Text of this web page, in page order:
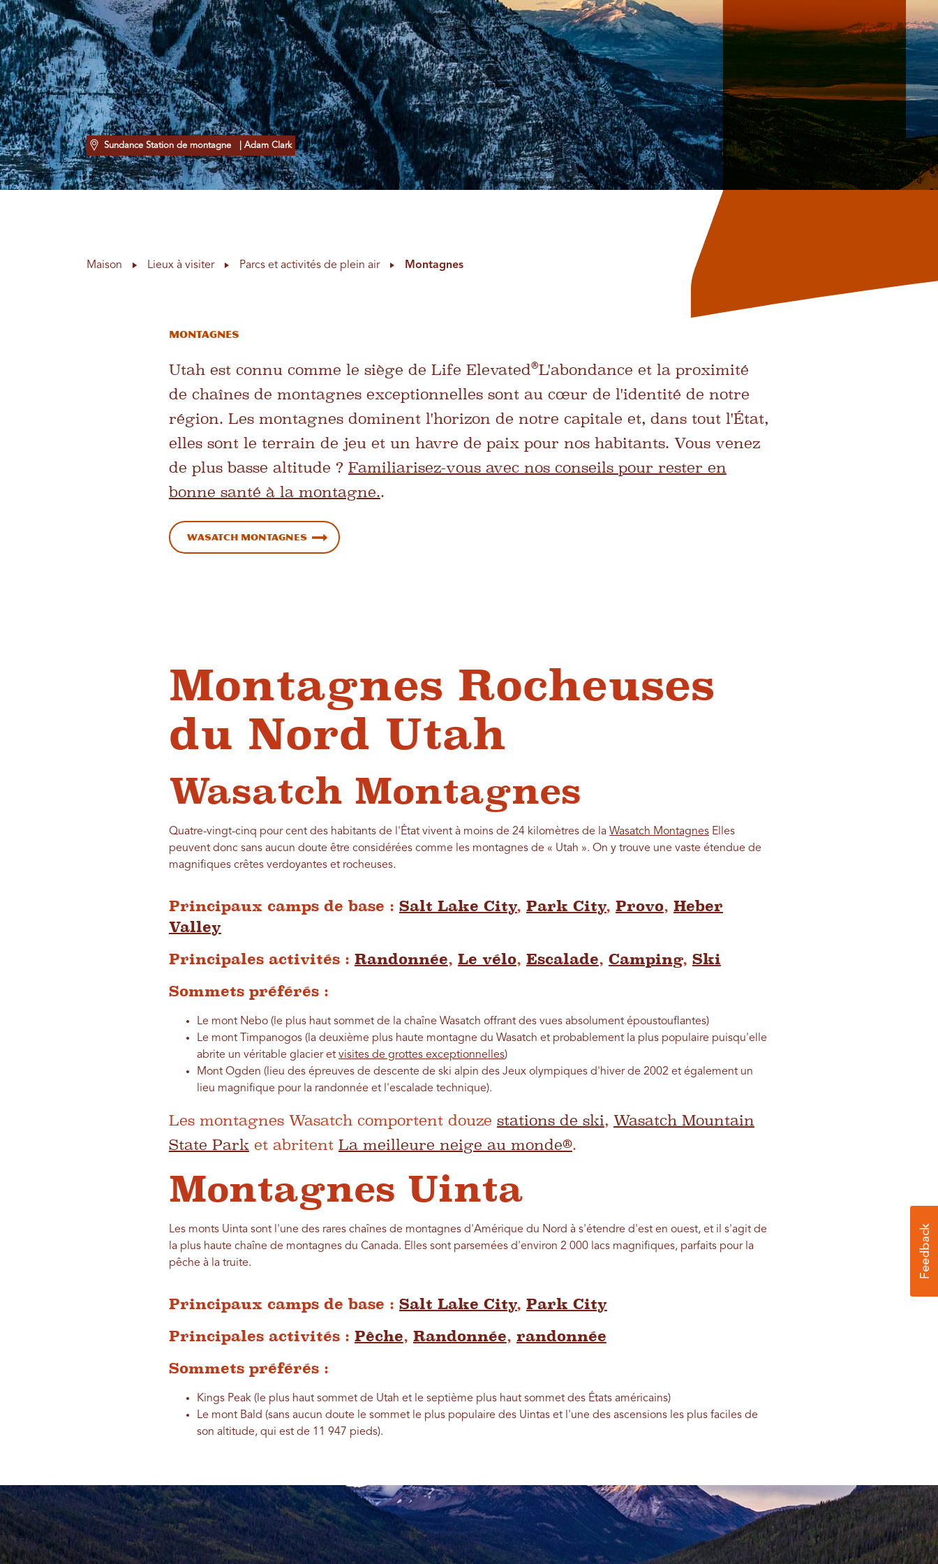
Sundance Station de montagne | Adam Clark
Maison Lieux à visiter Parcs et activités de plein air Montagnes
Montagnes
Utah est connu comme le siège de Life Elevated®L'abondance et la proximité
de chaînes de montagnes exceptionnelles sont au cœur de l'identité de notre
région. Les montagnes dominent l'horizon de notre capitale et, dans tout l'État,
elles sont le terrain de jeu et un havre de paix pour nos habitants. Vous venez
de plus basse altitude ? Familiarisez-vous avec nos conseils pour rester en
bonne santé à la montagne..
Wasatch Montagnes
Montagnes Rocheuses
du Nord Utah
Wasatch Montagnes
Quatre-vingt-cinq pour cent des habitants de l'État vivent à moins de 24 kilomètres de la Wasatch MontagnesElles
peuvent donc sans aucun doute être considérées comme les montagnes de « Utah ». On y trouve une vaste étendue de
magnifiques crêtes verdoyantes et rocheuses.
Principaux camps de base : Salt Lake City, Park City, Provo, Heber
Valley
Principales activités : Randonnée, Le vélo, Escalade, Camping, Ski
Sommets préférés :
Le mont Nebo (le plus haut sommet de la chaîne Wasatch offrant des vues absolument époustouflantes)
Le mont Timpanogos (la deuxième plus haute montagne du Wasatch et probablement la plus populaire puisqu'elle
abrite un véritable glacier et visites de grottes exceptionnelles)
Mont Ogden (lieu des épreuves de descente de ski alpin des Jeux olympiques d'hiver de 2002 et également un
lieu magnifique pour la randonnée et l'escalade technique).
Les montagnes Wasatch comportent douze stations de ski, Wasatch Mountain
State Parket abritent La meilleure neige au monde®.
Montagnes Uinta
Les monts Uinta sont l'une des rares chaînes de montagnes d'Amérique du Nord à s'étendre d'est en ouest, et il s'agit de
la plus haute chaîne de montagnes du Canada. Elles sont parsemées d'environ 2 000 lacs magnifiques, parfaits pour la
pêche à la truite.
Principaux camps de base : Salt Lake City, Park City
Principales activités : Pêche, Randonnée, randonnée
Sommets préférés :
Kings Peak (le plus haut sommet de Utah et le septième plus haut sommet des États américains)
Le mont Bald (sans aucun doute le sommet le plus populaire des Uintas et l'une des ascensions les plus faciles de
son altitude, qui est de 11 947 pieds).